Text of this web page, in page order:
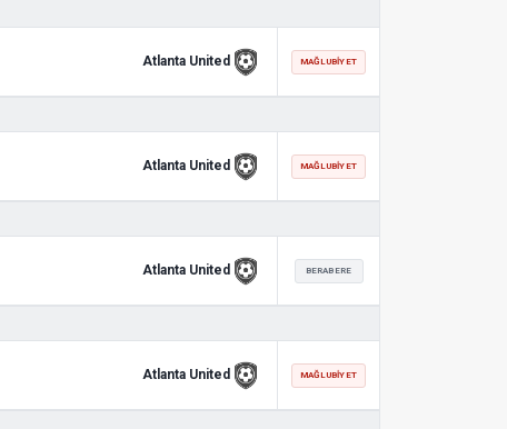
Atlanta United MAĞLUBIYET
Atlanta United MAĞLUBIYET
Atlanta United BERABERE
Atlanta United MAĞLUBIYET